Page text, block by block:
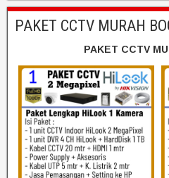
PAKET CCTV MURAH
PAKET CCTV